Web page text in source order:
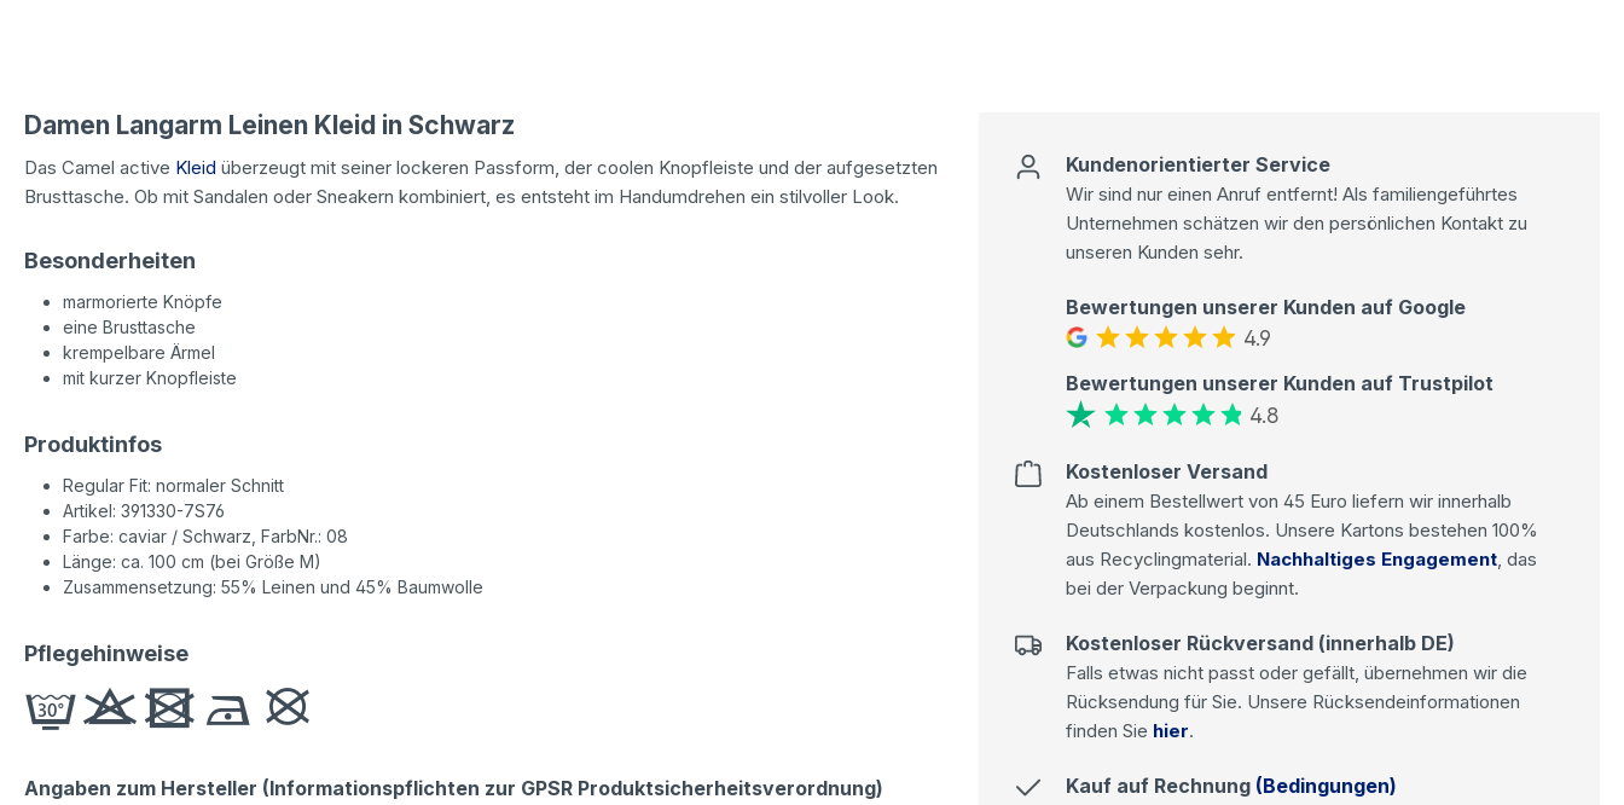
Damen Langarm Leinen Kleid in Schwarz
Das Camel active Kleid überzeugt mit seiner lockeren Passform, der coolen Knopfleiste und der aufgesetzten
Brusttasche. Ob mit Sandalen oder Sneakern kombiniert, es entsteht im Handumdrehen ein stilvoller Look.
Besonderheiten
marmorierte Knöpfe
eine Brusttasche
krempelbare Ärmel
mit kurzer Knopfleiste
Produktinfos
Regular Fit: normaler Schnitt
Artikel: 391330-7S76
Farbe: caviar / Schwarz, FarbNr.: 08
Länge: ca. 100 cm (bei Größe M)
Zusammensetzung: 55% Leinen und 45% Baumwolle
Pflegehinweise
Angaben zum Hersteller (Informationspflichten zur GPSR Produktsicherheitsverordnung)
Kundenorientierter Service
Wir sind nur einen Anruf entfernt! Als familiengeführtes
Unternehmen schätzen wir den persönlichen Kontakt zu
unseren Kunden sehr.
Bewertungen unserer Kunden auf Google
4.9
Bewertungen unserer Kunden auf Trustpilot
4.8
Kostenloser Versand
Ab einem Bestellwert von 45 Euro liefern wir innerhalb
Deutschlands kostenlos. Unsere Kartons bestehen 100%
aus Recyclingmaterial. Nachhaltiges Engagement, das
bei der Verpackung beginnt.
Kostenloser Rückversand (innerhalb DE)
Falls etwas nicht passt oder gefällt, übernehmen wir die
Rücksendung für Sie. Unsere Rücksendeinformationen
finden Sie hier.
Kauf auf Rechnung (Bedingungen)